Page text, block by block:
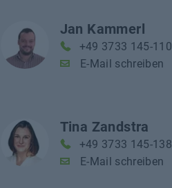
Jan Kammerl
+49 3733 145-110
E-Mail schreiben
Tina Zandstra
+49 3733 145-138
E-Mail schreiben